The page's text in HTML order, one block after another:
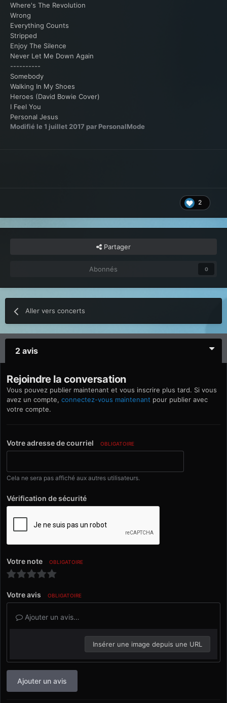
Where's The Revolution
Wrong
Everything Counts
Stripped
Enjoy The Silence
Never Let Me Down Again
----------
Somebody
Walking In My Shoes
Heroes (David Bowie Cover)
I Feel You
Personal Jesus
Modifié le 1 juillet 2017 par PersonalMode
2
Partager
Abonnés 0
Aller vers concerts
2 avis
Rejoindre la conversation
Vous pouvez publier maintenant et vous inscrire plus tard. Si vous
avez un compte, connectez-vous maintenant pour publier avec
votre compte.
Votre adresse de courriel OBLIGATOIRE
Cela ne sera pas affiché aux autres utilisateurs.
Vérification de sécurité
Votre note OBLIGATOIRE
Votre avis OBLIGATOIRE
Ajouter un avis…
Insérer une image depuis une URL
Ajouter un avis